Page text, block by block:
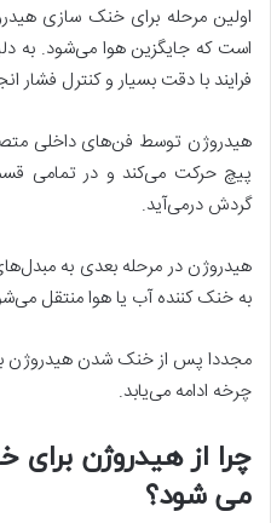
اولین مرحله برای خنک سازی
است که جایگزین هوا می‌شود. به
فرایند با دقت بسیار و کنترل فشار
هیدروژن توسط فن‌های داخلی متصل
پیچ حرکت می‌کند و در تمامی
گردش درمی‌آید.
هیدروژن در مرحله بعدی به
به خنک کننده آب یا هوا منتقل
مجددا پس از خنک شدن هیدروژن
چرخه ادامه می‌یابد.
چرا از هیدروژن
می شود؟